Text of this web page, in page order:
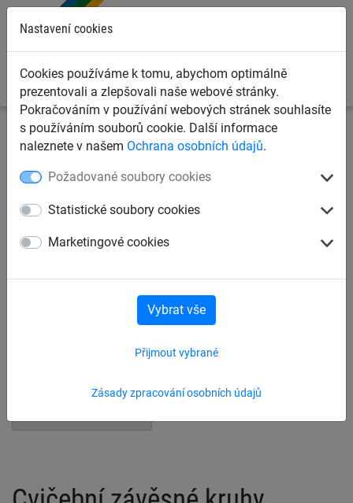
Nastavení cookies
Cookies používáme k tomu, abychom optimálně
prezentovali a zlepšovali naše webové stránky.
Pokračováním v používání webových stránek souhlasíte
s používáním souborů cookie. Další informace
naleznete v našem Ochrana osobních údajů.
Požadované soubory cookies
Statistické soubory cookies
Marketingové cookies
Zásady zpracování osobních údajů
Přijmout vybrané
Vybrat vše
Dětská lanová hřiště
Šplhací sítě, žebříky, lana
Šplhací lanové sítě
Příslušenství šplhacích sítí pro sloupy z robinie
Cvičební závěsné kruhy Šplhací lana